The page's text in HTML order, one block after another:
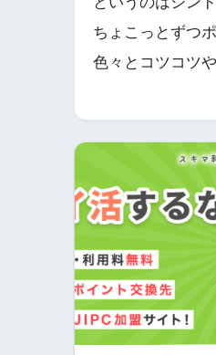
ちょこっとずつ
色々とコツコツ